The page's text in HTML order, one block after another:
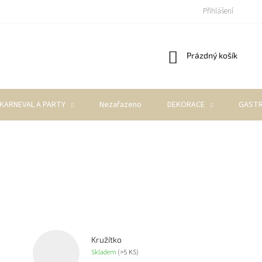
Přihlášení
Nákupní
Prázdný košík
KARNEVAL A PARTY Nezařazeno DEKORACE
Kružítko
Skladem (>5 KS)